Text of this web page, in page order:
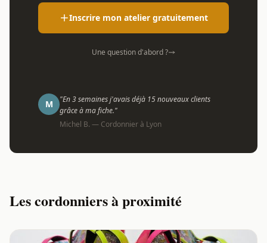
Inscrire mon atelier gratuitement
Une question d'abord ?
M
"En 3 semaines j'avais déjà 15 nouveaux clients
grâce à ma fiche."
Michel B. — Cordonnier à Lyon
Les cordonniers à proximité